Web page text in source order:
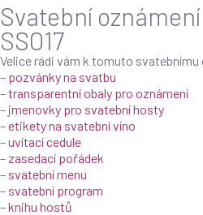
Svatební
SSO17
Velice rádi vám k tomuto
– pozvánky na svatbu
–transparentní obaly pro oznámení
– jmenovky pro svatební hosty
–etikety na svatební víno
–uvítací cedule
– zasedací pořádek
– svatební menu
– svatební program
–knihu hostů